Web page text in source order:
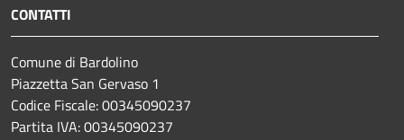
CONTATTI
Comune di Bardolino
Piazzetta San Gervaso 1
Codice Fiscale: 00345090237
Partita IVA: 00345090237